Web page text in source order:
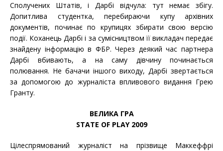
Сполучених Штатів, і Дарбі відчула: тут немає збігу.
Допитлива студентка, перебираючи купу архівних
документів, починає по крупицях збирати свою версію
події. Коханець Дарбі і за сумісництвом її викладач передає
знайдену інформацію в ФБР. Через деякий час партнера
Дарбі вбивають, а на саму дівчину починається
полювання. Не бачачи іншого виходу, Дарбі звертається
за допомогою до журналіста впливового видання Грею
Гранту.
ВЕЛИКА ГРА
STATE OF PLAY 2009
Цілеспрямований журналіст на прізвище Маккеффрі